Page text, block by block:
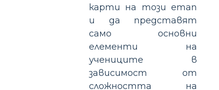
карти на този етап
и да представят
само основни
елементи на
учениците в
зависимост от
сложността на